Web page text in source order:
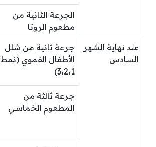
الجرعة الثانية من
مطعوم الروتا
عند نهاية الشهر
السادس
جرعة ثانية من شلل
الأطفال الفموي (نمط
3،2،1)
جرعة ثالثة من
المطعوم الخماسي